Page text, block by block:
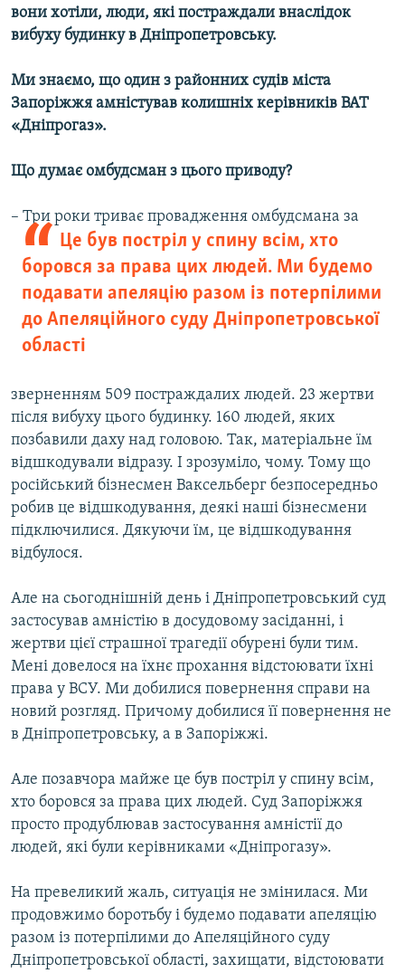
вони хотіли, люди, які постраждали внаслідок
вибуху будинку в Дніпропетровську.
Ми знаємо, що один з районних судів міста
Запоріжжя амністував колишніх керівників ВАТ
«Дніпрогаз».
Що думає омбудсман з цього приводу?
–
Це був постріл у спину всім, хто
боровся за права цих людей. Ми будемо
подавати апеляцію разом із потерпілими
до Апеляційного суду Дніпропетровської
області
Три роки триває провадження омбудсмана за
зверненням 509 постраждалих людей. 23 жертви
після вибуху цього будинку. 160 людей, яких
позбавили даху над головою. Так, матеріальне їм
відшкодували відразу. І зрозуміло, чому. Тому що
російський бізнесмен Ваксельберг безпосередньо
робив це відшкодування, деякі наші бізнесмени
підключилися. Дякуючи їм, це відшкодування
відбулося.
Але на сьогоднішній день і Дніпропетровський суд
застосував амністію в досудовому засіданні, і
жертви цієї страшної трагедії обурені були тим.
Мені довелося на їхнє прохання відстоювати їхні
права у ВСУ. Ми добилися повернення справи на
новий розгляд. Причому добилися її повернення не
в Дніпропетровську, а в Запоріжжі.
Але позавчора майже це був постріл у спину всім,
хто боровся за права цих людей. Суд Запоріжжя
просто продублював застосування амністії до
людей, які були керівниками «Дніпрогазу».
На превеликий жаль, ситуація не змінилася. Ми
продовжимо боротьбу і будемо подавати апеляцію
разом із потерпілими до Апеляційного суду
Дніпропетровської області, захищати, відстоювати